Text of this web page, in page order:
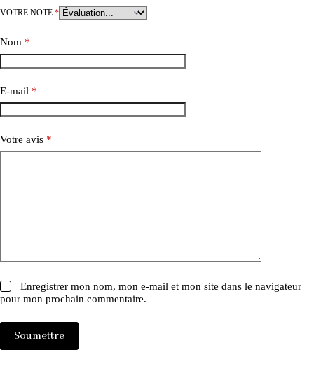
VOTRE NOTE *
Nom *
E-mail *
Votre avis *
Enregistrer mon nom, mon e-mail et mon site dans le navigateur
pour mon prochain commentaire.
Soumettre